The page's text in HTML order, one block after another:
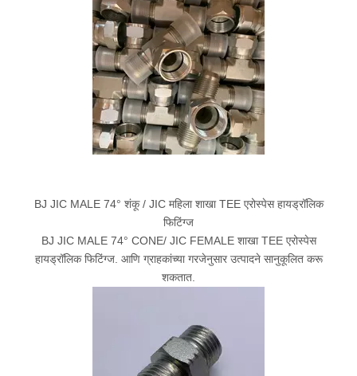
BJ JIC MALE 74° शंकू / JIC महिला शाखा TEE एरोस्पेस हायड्रॉलिक
फिटिंग्ज
BJ JIC MALE 74° CONE/ JIC FEMALE शाखा TEE एरोस्पेस
हायड्रॉलिक फिटिंग्ज. आणि ग्राहकांच्या गरजेनुसार उत्पादने सानुकूलित करू
शकतात.